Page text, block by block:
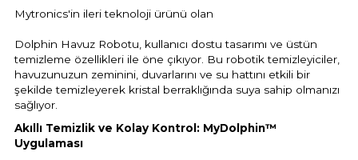
Havuz Suyu Parlatıcı
Gemaş %90 Tablet Klor
Gemaş hazır kimyasal bakım seti
Gemaş Multi Tablet Klor 200 gr
Ayak Dezenfektanı
Demir ve Setlik Giderici
Havuz Suyu Bağlı Klor Giderici
Havuz Sıvı Klor
Havuz Bağlı Klor Giderici
Havuz İyon Baglayıcı
Hayward Havuz
Beatbot Havuz
Bwt Havuz Robotları
Dozaj Pompası
Krom Led
Havuz Filtreleri
Havuz Dip
Havuz Besi
Mytronics'in ileri teknoloji ürünü olan
Dolphin Havuz Robotu, kullanıcı dostu tasarımı ve üstün
temizleme özellikleri ile öne çıkıyor. Bu robotik temizleyiciler,
havuzunuzun zeminini, duvarlarını ve su hattını etkili bir
şekilde temizleyerek kristal berraklığında suya sahip olmanızı
sağlıyor.
Akıllı Temizlik ve Kolay Kontrol: MyDolphin™️
Uygulaması